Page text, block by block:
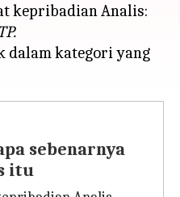
kepribadian Analis:
dalam kategori yang
sebenarnya
itu